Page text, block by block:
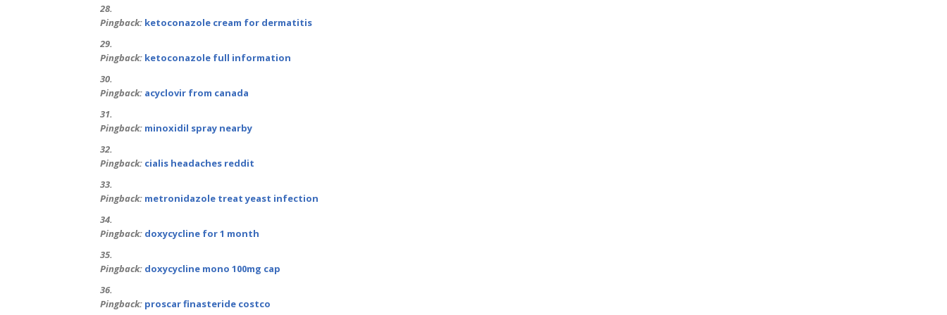
Pingback: ketoconazole cream for dermatitis
Pingback: ketoconazole full information
Pingback: acyclovir from canada
Pingback: minoxidil spray nearby
Pingback: cialis headaches reddit
Pingback: metronidazole treat yeast infection
Pingback: doxycycline for 1 month
Pingback: doxycycline mono 100mg cap
Pingback: proscar finasteride costco